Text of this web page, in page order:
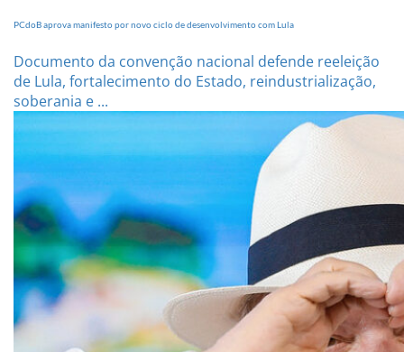
PCdoB aprova manifesto por novo ciclo de desenvolvimento com Lula
Documento da convenção nacional defende reeleição
de Lula, fortalecimento do Estado, reindustrialização,
soberania e ...